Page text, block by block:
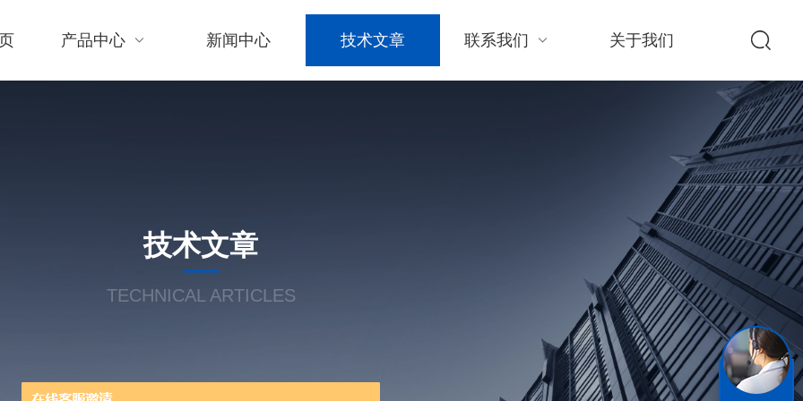
产品中心 新闻中心 技术文章 联系我们 关于我们
技术文章
TECHNICAL ARTICLES